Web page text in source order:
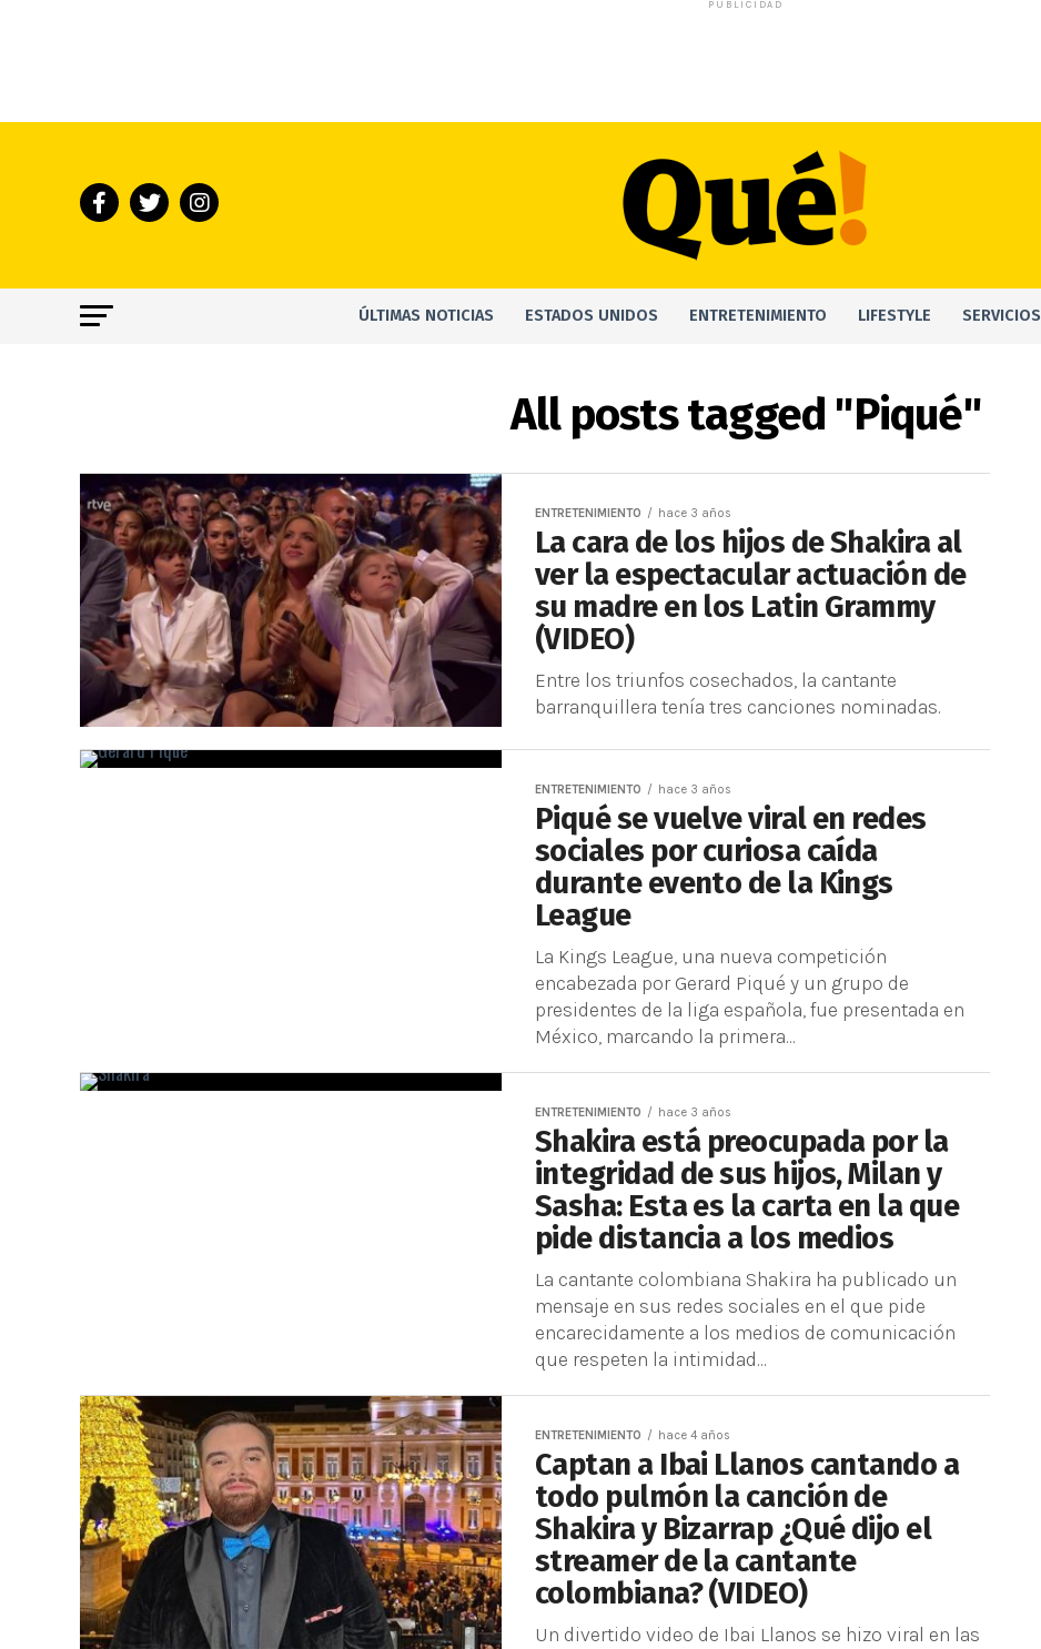
PUBLICIDAD
ÚLTIMAS NOTICIAS ESTADOS UNIDOS ENTRETENIMIENTO LIFESTYLE SERVICIOS
All posts tagged "Piqué"
ENTRETENIMIENTO hace 3 años
La cara de los hijos de Shakira al
ver la espectacular actuación de
su madre en los Latin Grammy
(VIDEO)
Entre los triunfos cosechados, la cantante
barranquillera tenía tres canciones nominadas.
ENTRETENIMIENTO hace 3 años
Piqué se vuelve viral en redes
sociales por curiosa caída
durante evento de la Kings
League
La Kings League, una nueva competición
encabezada por Gerard Piqué y un grupo de
presidentes de la liga española, fue presentada en
México, marcando la primera...
ENTRETENIMIENTO hace 3 años
Shakira está preocupada por la
integridad de sus hijos, Milan y
Sasha: Esta es la carta en la que
pide distancia a los medios
La cantante colombiana Shakira ha publicado un
mensaje en sus redes sociales en el que pide
encarecidamente a los medios de comunicación
que respeten la intimidad...
ENTRETENIMIENTO hace 4 años
Captan a Ibai Llanos cantando a
todo pulmón la canción de
Shakira y Bizarrap ¿Qué dijo el
streamer de la cantante
colombiana? (VIDEO)
Un divertido video de Ibai Llanos se hizo viral en las